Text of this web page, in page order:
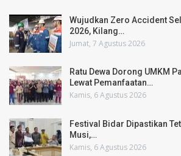
Wujudkan Zero Accident
2026, Kilang…
Jumat, 7 Agustus 2026
Ratu Dewa Dorong UMKM
Lewat Pemanfaatan…
Kamis, 6 Agustus 2026
Festival Bidar Dipastikan
Musi,…
Kamis, 6 Agustus 2026